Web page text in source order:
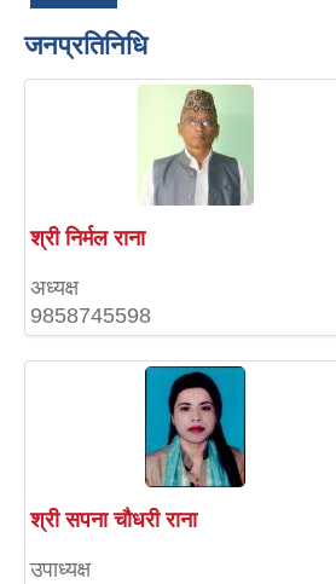
जनप्रतिनिधि
श्री निर्मल राना
अध्यक्ष
9858745598
श्री सपना चौधरी राना
उपाध्यक्ष